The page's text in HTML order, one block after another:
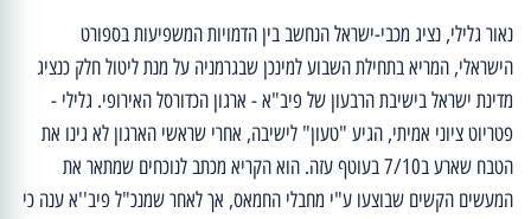
נאור גלילי, נציג מכבי-ישראל הנחשב בין הדמויות המשפיעות בספורט
הישראלי, המריא בתחילת השבוע למינכן שבגרמניה על מנת ליטול חלק כנציג
מדינת ישראל בישיבת הרבעון של פיב"א - ארגון הכדורסל האירופי. גלילי -
פטריוט ציוני אמיתי, הגיע "טעון" לישיבה, אחרי שראשי הארגון לא גינו את
הטבח שארע ב7/10 בעוטף עזה. הוא הקריא מכתב לנוכחים שמתאר את
המעשים הקשים שבוצעו ע"י מחבלי החמאס, אך לאחר שמנכ"ל פיב''א ענה כי